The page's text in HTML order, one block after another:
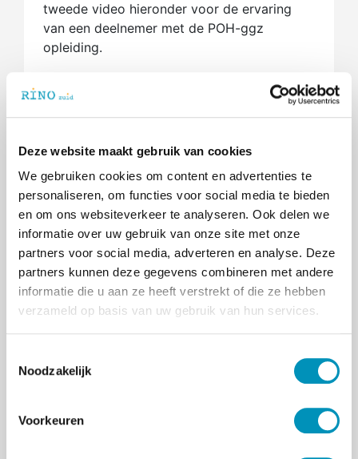
Deze website maakt gebruik van cookies
We gebruiken cookies om content en advertenties te
personaliseren, om functies voor social media te bieden
en om ons websiteverkeer te analyseren. Ook delen we
informatie over uw gebruik van onze site met onze
partners voor social media, adverteren en analyse. Deze
partners kunnen deze gegevens combineren met andere
informatie die u aan ze heeft verstrekt of die ze hebben
verzameld op basis van uw gebruik van hun services.
Noodzakelijk
Voorkeuren
tweede video hieronder voor de ervaring
van een deelnemer met de POH-ggz
opleiding.